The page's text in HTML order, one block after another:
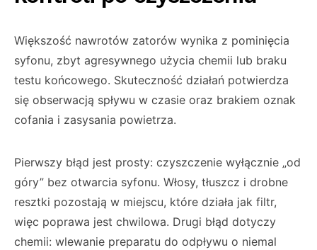
Większość nawrotów zatorów wynika z pominięcia
syfonu, zbyt agresywnego użycia chemii lub braku
testu końcowego. Skuteczność działań potwierdza
się obserwacją spływu w czasie oraz brakiem oznak
cofania i zasysania powietrza.
Pierwszy błąd jest prosty: czyszczenie wyłącznie „od
góry” bez otwarcia syfonu. Włosy, tłuszcz i drobne
resztki pozostają w miejscu, które działa jak filtr,
więc poprawa jest chwilowa. Drugi błąd dotyczy
chemii: wlewanie preparatu do odpływu o niemal